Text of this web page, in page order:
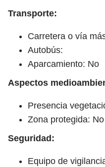
Transporte:
Carretera o vía
Autobús:
Aparcamiento: No
Aspectos
Presencia
Zona protegida: No
Seguridad:
Equipo de